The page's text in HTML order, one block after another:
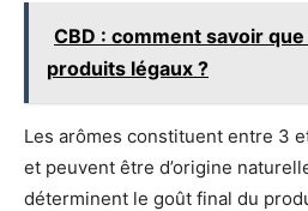
CBD : comment savoir
produits légaux ?
Les arômes constituent entre 3
et peuvent être d’origine
déterminent le goût final du